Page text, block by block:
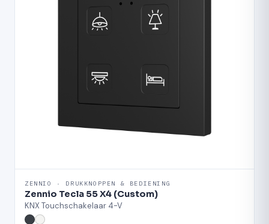
ZENNIO · DRUKKNOPPEN & BEDIENING
Zennio Tecla 55 X4 (Custom)
KNX Touchschakelaar 4-V